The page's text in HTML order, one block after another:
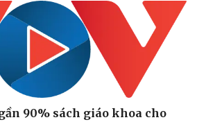
90% sách giáo khoa cho